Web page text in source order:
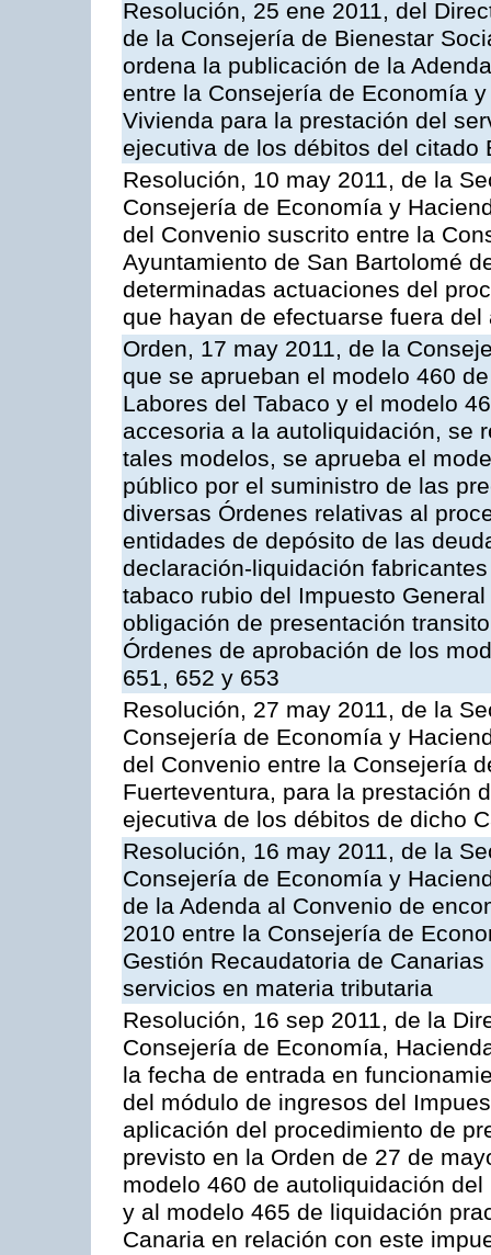
Resolución, 25 ene 2011, del
de la Consejería de Bienestar
ordena la publicación de la
entre la Consejería de Economía
Vivienda para la prestación del
ejecutiva de los débitos del citado
Resolución, 10 may 2011, de la
Consejería de Economía y
del Convenio suscrito entre la
Ayuntamiento de San Bartolomé
determinadas actuaciones del
que hayan de efectuarse fuera
Orden, 17 may 2011, de la
que se aprueban el modelo 460
Labores del Tabaco y el modelo
accesoria a la autoliquidación, se
tales modelos, se aprueba el
público por el suministro de las
diversas Órdenes relativas al
entidades de depósito de las
declaración-liquidación
tabaco rubio del Impuesto
obligación de presentación
Órdenes de aprobación de los
651, 652 y 653
Resolución, 27 may 2011, de la
Consejería de Economía y
del Convenio entre la Consejería
Fuerteventura, para la prestación
ejecutiva de los débitos de dicho
Resolución, 16 may 2011, de la
Consejería de Economía y
de la Adenda al Convenio de
2010 entre la Consejería de
Gestión Recaudatoria de
servicios en materia tributaria
Resolución, 16 sep 2011, de la
Consejería de Economía,
la fecha de entrada en
del módulo de ingresos del
aplicación del procedimiento de
previsto en la Orden de 27 de
modelo 460 de autoliquidación
y al modelo 465 de liquidación
Canaria en relación con este